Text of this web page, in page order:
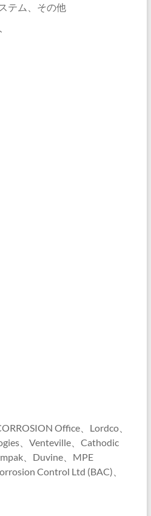
テム、その他
Office、Lordco、
、Venteville、Cathodic
、Duvine、MPE
Control Ltd (BAC)、